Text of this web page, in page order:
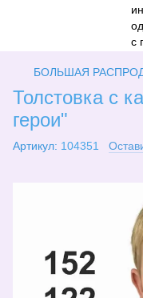
БОЛЬШАЯ
Толстовка с
герои"
Артикул: 104351